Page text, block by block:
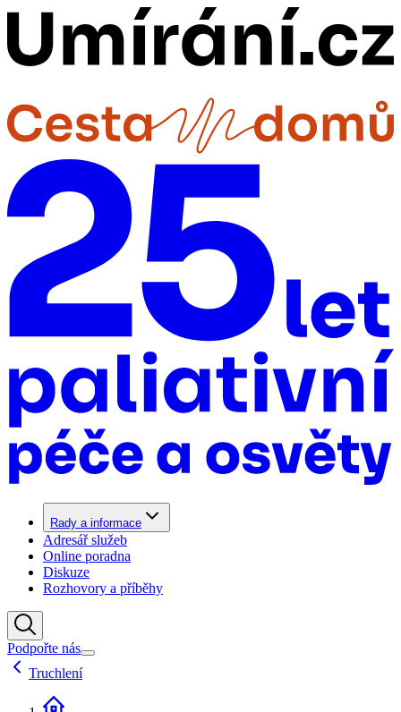
Rady a informace
Adresář služeb
Online poradna
Diskuze
Rozhovory a příběhy
Podpořte nás
Truchlení